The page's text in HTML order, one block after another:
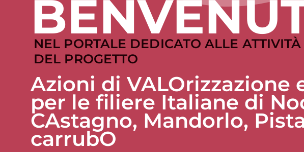
NEL PORTALE DEDICATO ALLE ATTIVITÀ
DEL PROGETTO
Azioni di VALOrizzazione
per le filiere Italiane di
CAstagno, Mandorlo,
carrubO